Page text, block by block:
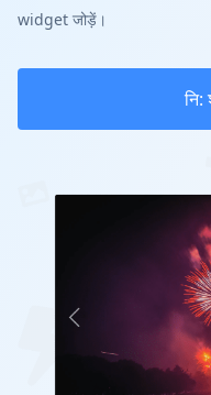
widget जोड़ें।
नि: